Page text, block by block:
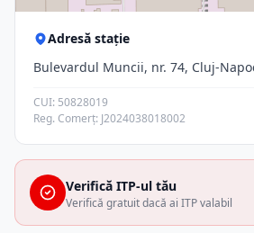
Adresă stație
Bulevardul Muncii, nr. 74, Cluj-
CUI: 50828019
Reg. Comerț: J2024038018002
Verifică ITP-ul tău
Verifică gratuit dacă ai ITP valabil